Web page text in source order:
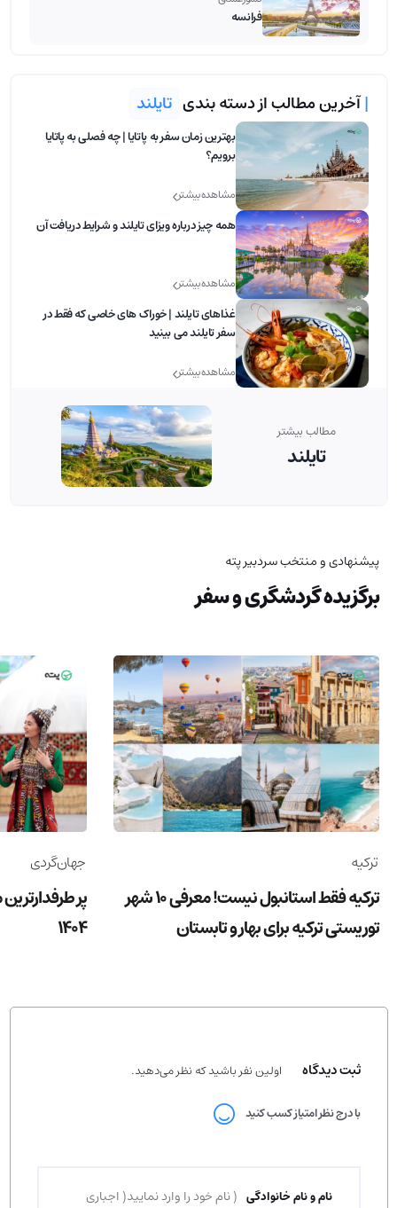
فرانسه
|آخرین مطالب از دسته بندی تایلند
بهترین زمان سفر به پاتایا | چه فصلی به پاتایا
برویم؟
مشاهده بیشتر
همه چیز درباره ویزای تایلند و شرایط دریافت آن
مشاهده بیشتر
غذاهای تایلند | خوراک های خاصی که فقط در
سفر تایلند می بینید
مشاهده بیشتر
مطالب بیشتر
تایلند
پیشنهادی و منتخب سردبیر پته
برگزیده گردشگری و سفر
ترکیه
ترکیه فقط استانبول نیست! معرفی 10 شهر
توریستی ترکیه برای بهار و تابستان
جهان‌گردی
پر
1404
ثبت دیدگاه اولین نفر باشید که نظر می‌دهید.
با درج نظر امتیاز کسب کنید
نام و نام خانوادگی